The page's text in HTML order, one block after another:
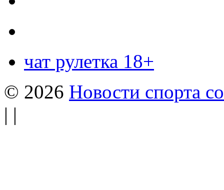
чат рулетка 18+
© 2026 Новости спорта
| |